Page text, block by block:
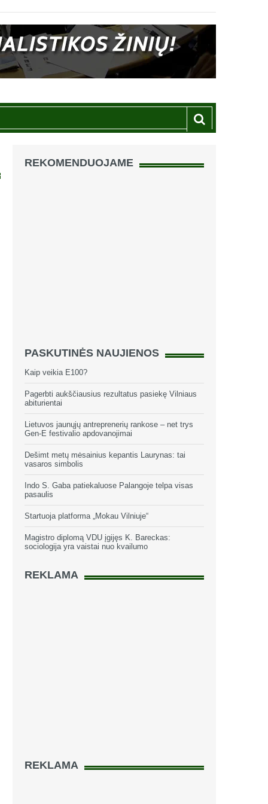
REKOMENDUOJAME
PASKUTINĖS NAUJIENOS
Kaip veikia E100?
Pagerbti aukščiausius rezultatus pasiekę Vilniaus
abiturientai
Lietuvos jaunųjų antreprenerių rankose – net trys
Gen-E festivalio apdovanojimai
Dešimt metų mėsainius kepantis Laurynas: tai
vasaros simbolis
Indo S. Gaba patiekaluose Palangoje telpa visas
pasaulis
Startuoja platforma „Mokau Vilniuje“
Magistro diplomą VDU įgijęs K. Bareckas:
sociologija yra vaistai nuo kvailumo
REKLAMA
REKLAMA